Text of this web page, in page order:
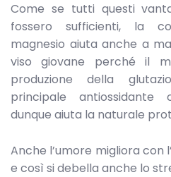
Come se tutti questi
fossero sufficienti, la
magnesio aiuta anche a
viso giovane perché il
produzione della
principale antiossidante
dunque aiuta la naturale
Anche l’umore migliora con
e così si debella anche lo